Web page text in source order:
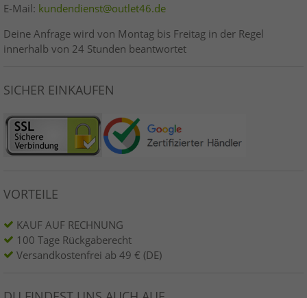
E-Mail: kundendienst@outlet46.de
Deine Anfrage wird von Montag bis Freitag in der Regel
innerhalb von 24 Stunden beantwortet
SICHER EINKAUFEN
VORTEILE
KAUF AUF RECHNUNG
100 Tage Rückgaberecht
Versandkostenfrei ab 49 € (DE)